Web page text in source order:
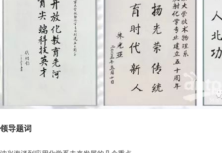
领导题词